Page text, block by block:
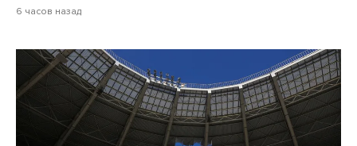
6 часов назад